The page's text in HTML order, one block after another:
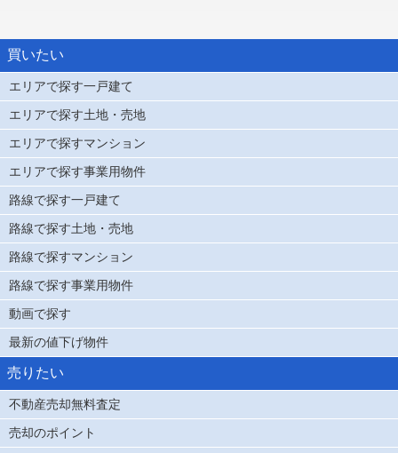
買いたい
エリアで探す一戸建て
エリアで探す土地・売地
エリアで探すマンション
エリアで探す事業用物件
路線で探す一戸建て
路線で探す土地・売地
路線で探すマンション
路線で探す事業用物件
動画で探す
最新の値下げ物件
売りたい
不動産売却無料査定
売却のポイント